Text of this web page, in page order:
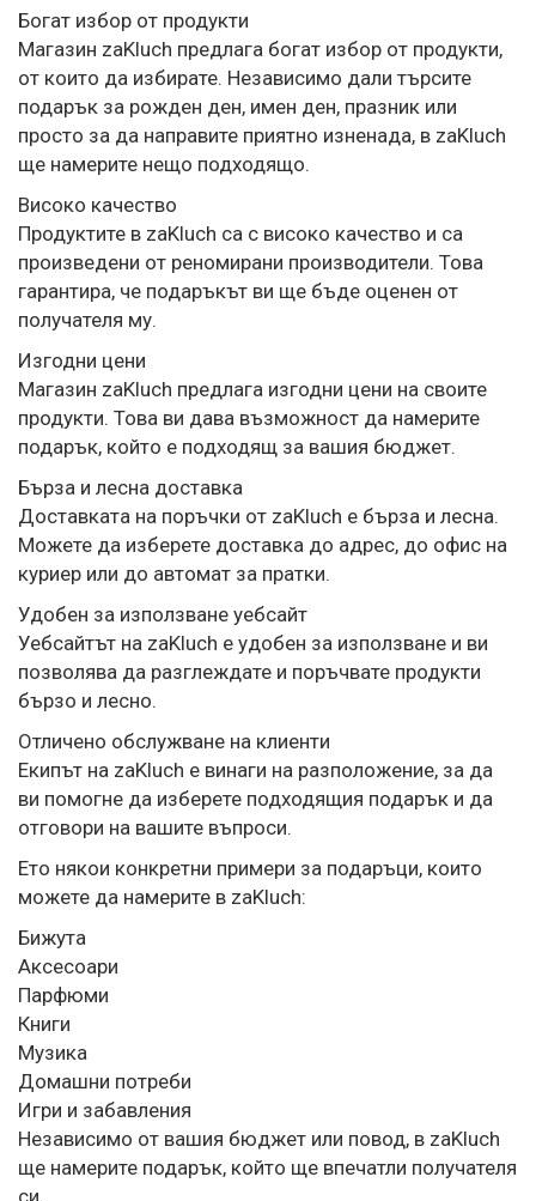
Богат избор от продукти
Магазин zaKluch предлага богат избор от продукти,
от които да избирате. Независимо дали търсите
подарък за рожден ден, имен ден, празник или
просто за да направите приятно изненада, в zaKluch
ще намерите нещо подходящо.
Високо качество
Продуктите в zaKluch са с високо качество и са
произведени от реномирани производители. Това
гарантира, че подаръкът ви ще бъде оценен от
получателя му.
Изгодни цени
Магазин zaKluch предлага изгодни цени на своите
продукти. Това ви дава възможност да намерите
подарък, който е подходящ за вашия бюджет.
Бърза и лесна доставка
Доставката на поръчки от zaKluch е бърза и лесна.
Можете да изберете доставка до адрес, до офис на
куриер или до автомат за пратки.
Удобен за използване уебсайт
Уебсайтът на zaKluch е удобен за използване и ви
позволява да разглеждате и поръчвате продукти
бързо и лесно.
Отличено обслужване на клиенти
Екипът на zaKluch е винаги на разположение, за да
ви помогне да изберете подходящия подарък и да
отговори на вашите въпроси.
Ето някои конкретни примери за подаръци, които
можете да намерите в zaKluch:
Бижута
Аксесоари
Парфюми
Книги
Музика
Домашни потреби
Игри и забавления
Независимо от вашия бюджет или повод, в zaKluch
ще намерите подарък, който ще впечатли получателя